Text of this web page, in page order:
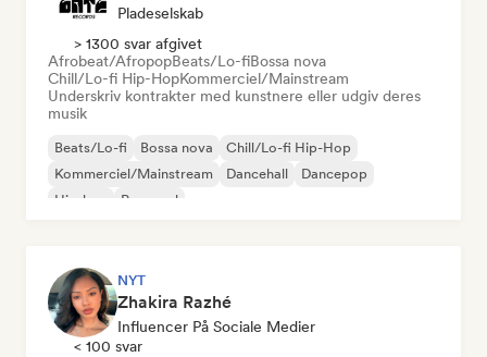
Pladeselskab
> 1300 svar afgivet
Afrobeat/AfropopBeats/Lo-fiBossa nova
Chill/Lo-fi Hip-HopKommerciel/Mainstream
Underskriv kontrakter med kunstnere eller udgiv deres
musik
Beats/Lo-fi Bossa nova
Chill/Lo-fi Hip-Hop
Kommerciel/Mainstream
Dancehall
Dancepop
Hip-hop
Pop-soul
NYT
Zhakira Razhé
Influencer På Sociale Medier
< 100 svar